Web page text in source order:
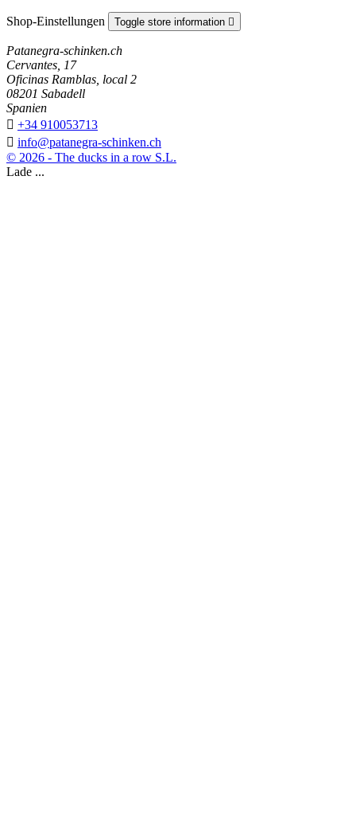
Shop-Einstellungen Toggle store information 
Patanegra-schinken.ch
Cervantes, 17
Oficinas Ramblas, local 2
08201 Sabadell
Spanien
 +34 910053713
 info@patanegra-schinken.ch
© 2026 - The ducks in a row S.L.
Lade ...